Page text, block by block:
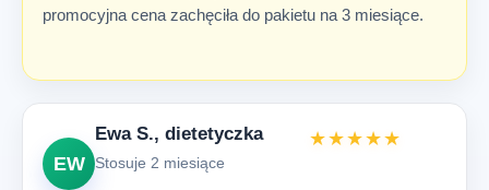
promocyjna cena zachęciła do pakietu na 3 miesiące.
EW
Ewa S., dietetyczka
Stosuje 2 miesiące
★★★★★